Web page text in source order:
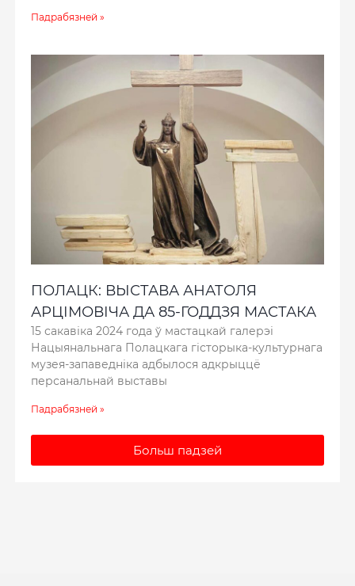
Падрабязней »
ПОЛАЦК: ВЫСТАВА АНАТОЛЯ
АРЦІМОВІЧА ДА 85-ГОДДЗЯ МАСТАКА
15 сакавіка 2024 года ў мастацкай галерэі
Нацыянальнага Полацкага гісторыка-культурнага
музея-запаведніка адбылося адкрыццё
персанальнай выставы
Падрабязней »
Больш падзей